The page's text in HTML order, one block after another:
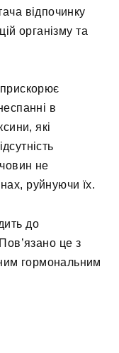
відпочинку
організму та
в
які
не
руйнуючи їх.
до
це з
гормональним